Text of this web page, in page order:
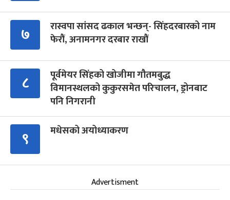
७
रास्वपा सांसद ढकाल भन्छन्- सिंहदरबारको नाम
फेरौं, अनामनगर दरबार राखौं
८
पूर्वमेयर सिंहको खोजीमा गौतमबुद्ध
विमानस्थलको कुकुरसमेत परिचालन, ड्रोनबाट
पनि निगरानी
९ मधेसको अयोध्याकरण
Advertisment